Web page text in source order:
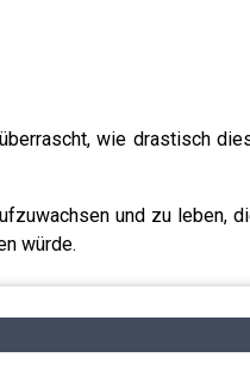
wie drastisch
und zu leben,
würde.